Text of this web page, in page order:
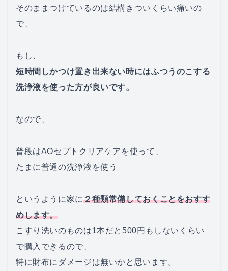
そのままつけているのは結構きついくらい痛いの
で、
もし、
短時間しかつけ置き出来ない時にはふつうのこする
洗浄液を使った方が良いです。
なので、
普段はAOセプトクリアケアを使って、
たまに普通の洗浄液を使う
というように家に２種類常備しておくことをおすす
めします。
こすり洗いのものは1本だと500円もしないくらい
で購入できるので、
特に財布にダメージは無いかと思います。